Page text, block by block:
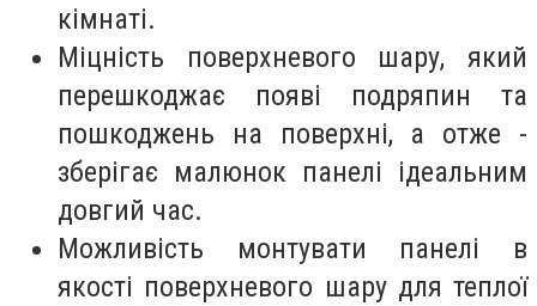
кімнаті.
Міцність поверхневого шару, який
перешкоджає появі подряпин та
пошкоджень на поверхні, а отже -
зберігає малюнок панелі ідеальним
довгий час.
Можливість монтувати панелі в
якості поверхневого шару для теплої